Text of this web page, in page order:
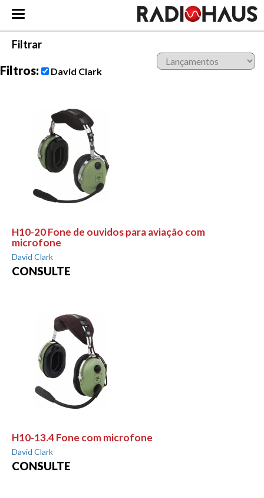
Filtrar
Filtros: David Clark
H10-20 Fone de ouvidos para aviação com
microfone
David Clark
CONSULTE
H10-13.4 Fone com microfone
David Clark
CONSULTE